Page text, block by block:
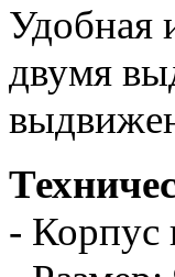
Удобная
двумя
-